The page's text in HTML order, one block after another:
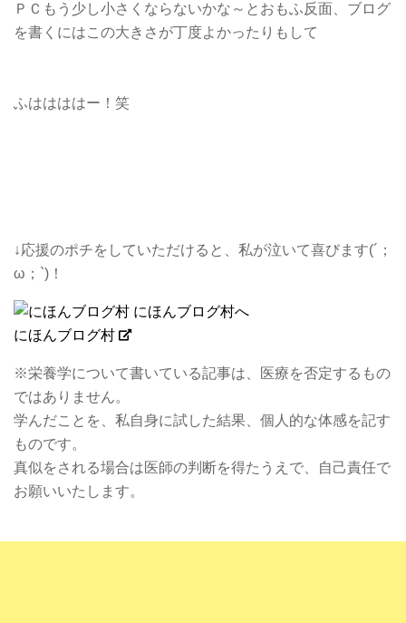
ＰＣもう少し小さくならないかな～とおもふ反面、ブログ
を書くにはこの大きさが丁度よかったりもして
ふははははー！笑
↓応援のポチをしていただけると、私が泣いて喜びます(´；
ω；`)！
にほんブログ村
※栄養学について書いている記事は、医療を否定するもの
ではありません。
学んだことを、私自身に試した結果、個人的な体感を記す
ものです。
真似をされる場合は医師の判断を得たうえで、自己責任で
お願いいたします。